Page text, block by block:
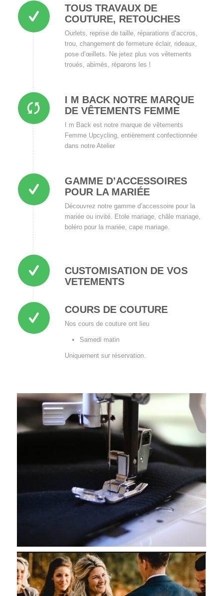
TOUS TRAVAUX DE
COUTURE, RETOUCHES
Ourlets, reprise de taille, réparations d’accros,
trou, changement de fermeture éclair, rideaux,
pose d’œillets. Ne jetez plus vos vêtements
troués, abimés, réparons les !
I M BACK NOTRE MARQUE
DE VÊTEMENTS FEMME
I m Back est notre marque de vêtements
Femme Upcycling, entièrement confectionnée
dans notre Atelier
GAMME D’ACCESSOIRES
POUR LA MARIÉE
Découvrez notre gamme d’accessoire pour la
mariée ou invité. Etole mariage, châle mariage,
boléro pour la mariée, cape mariage.
CUSTOMISATION DE VOS
VETEMENTS
COURS DE COUTURE
Nos cours de couture ont lieu
Samedi matin
Uniquement sur réservation.